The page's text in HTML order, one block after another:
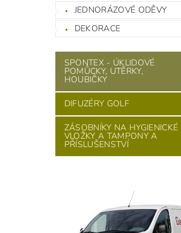
JEDNORÁZOVÉ ODĚVY
DEKORACE
SPONTEX - ÚKLIDOVÉ
POMŮCKY, UTĚRKY,
HOUBIČKY
DIFUZÉRY GOLF
ZÁSOBNÍKY NA HYGIENICKÉ
VLOŽKY A TAMPONY A
PŘÍSLUŠENSTVÍ